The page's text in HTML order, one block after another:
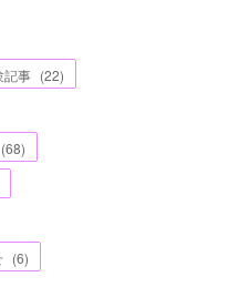
記事 (22)
(68)
(6)